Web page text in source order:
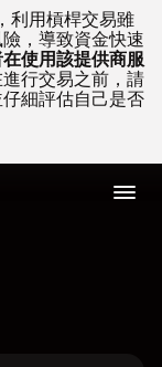
利用槓桿交易雖
，導致資金快速
使用該提供商服
行交易之前，請
細評估自己是否